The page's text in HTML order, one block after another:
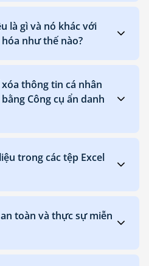
là gì và nó khác với
như thế nào?
thông tin cá nhân
Công cụ ẩn danh
trong các tệp Excel
toàn và thực sự miễn